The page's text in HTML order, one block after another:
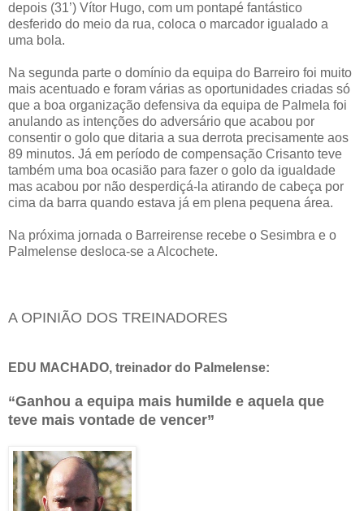
depois (31’) Vítor Hugo, com um pontapé fantástico
desferido do meio da rua, coloca o marcador igualado a
uma bola.
Na segunda parte o domínio da equipa do Barreiro foi muito
mais acentuado e foram várias as oportunidades criadas só
que a boa organização defensiva da equipa de Palmela foi
anulando as intenções do adversário que acabou por
consentir o golo que ditaria a sua derrota precisamente aos
89 minutos. Já em período de compensação Crisanto teve
também uma boa ocasião para fazer o golo da igualdade
mas acabou por não desperdiçá-la atirando de cabeça por
cima da barra quando estava já em plena pequena área.
Na próxima jornada o Barreirense recebe o Sesimbra e o
Palmelense desloca-se a Alcochete.
A OPINIÃO DOS TREINADORES
EDU MACHADO, treinador do Palmelense:
“Ganhou a equipa mais humilde e aquela que
teve mais vontade de vencer”